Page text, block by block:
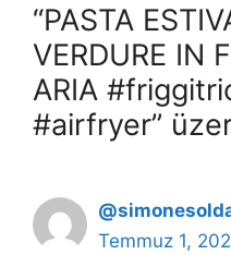
“PASTA
VERDURE IN
ARIA
#airfryer”
Temmuz 1,